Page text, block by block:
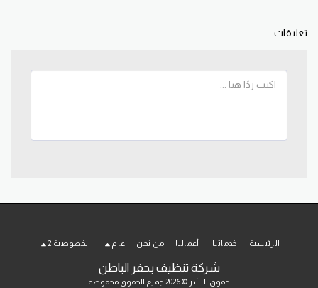
تعليقات
شركة تنظيف بحفر الباطن
حقوق النشر © 2026 جميع الحقوق محفوظة
الرئيسية خدماتنا أعمالنا من نحن عام الخصوصية 2